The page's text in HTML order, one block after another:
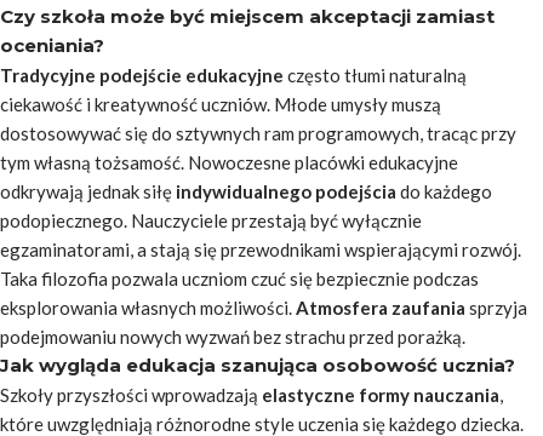
Czy szkoła może być miejscem akceptacji zamiast
oceniania?
Tradycyjne podejście edukacyjne często tłumi naturalną
ciekawość i kreatywność uczniów. Młode umysły muszą
dostosowywać się do sztywnych ram programowych, tracąc przy
tym własną tożsamość. Nowoczesne placówki edukacyjne
odkrywają jednak siłę indywidualnego podejścia do każdego
podopiecznego. Nauczyciele przestają być wyłącznie
egzaminatorami, a stają się przewodnikami wspierającymi rozwój.
Taka filozofia pozwala uczniom czuć się bezpiecznie podczas
eksplorowania własnych możliwości.Atmosfera zaufania sprzyja
podejmowaniu nowych wyzwań bez strachu przed porażką.
Jak wygląda edukacja szanująca osobowość ucznia?
Szkoły przyszłości wprowadzają elastyczne formy nauczania,
które uwzględniają różnorodne style uczenia się każdego dziecka.